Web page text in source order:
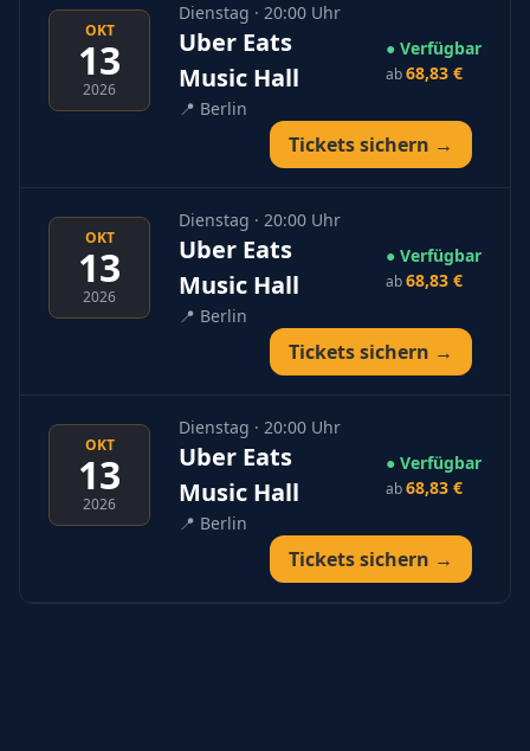
OKT
13
2026
Dienstag · 20:00 Uhr
Uber Eats
Music Hall
📍 Berlin
● Verfügbar
ab68,83 €
Tickets sichern →
OKT
13
2026
Dienstag · 20:00 Uhr
Uber Eats
Music Hall
📍 Berlin
● Verfügbar
ab68,83 €
Tickets sichern →
OKT
13
2026
Dienstag · 20:00 Uhr
Uber Eats
Music Hall
📍 Berlin
● Verfügbar
ab68,83 €
Tickets sichern →